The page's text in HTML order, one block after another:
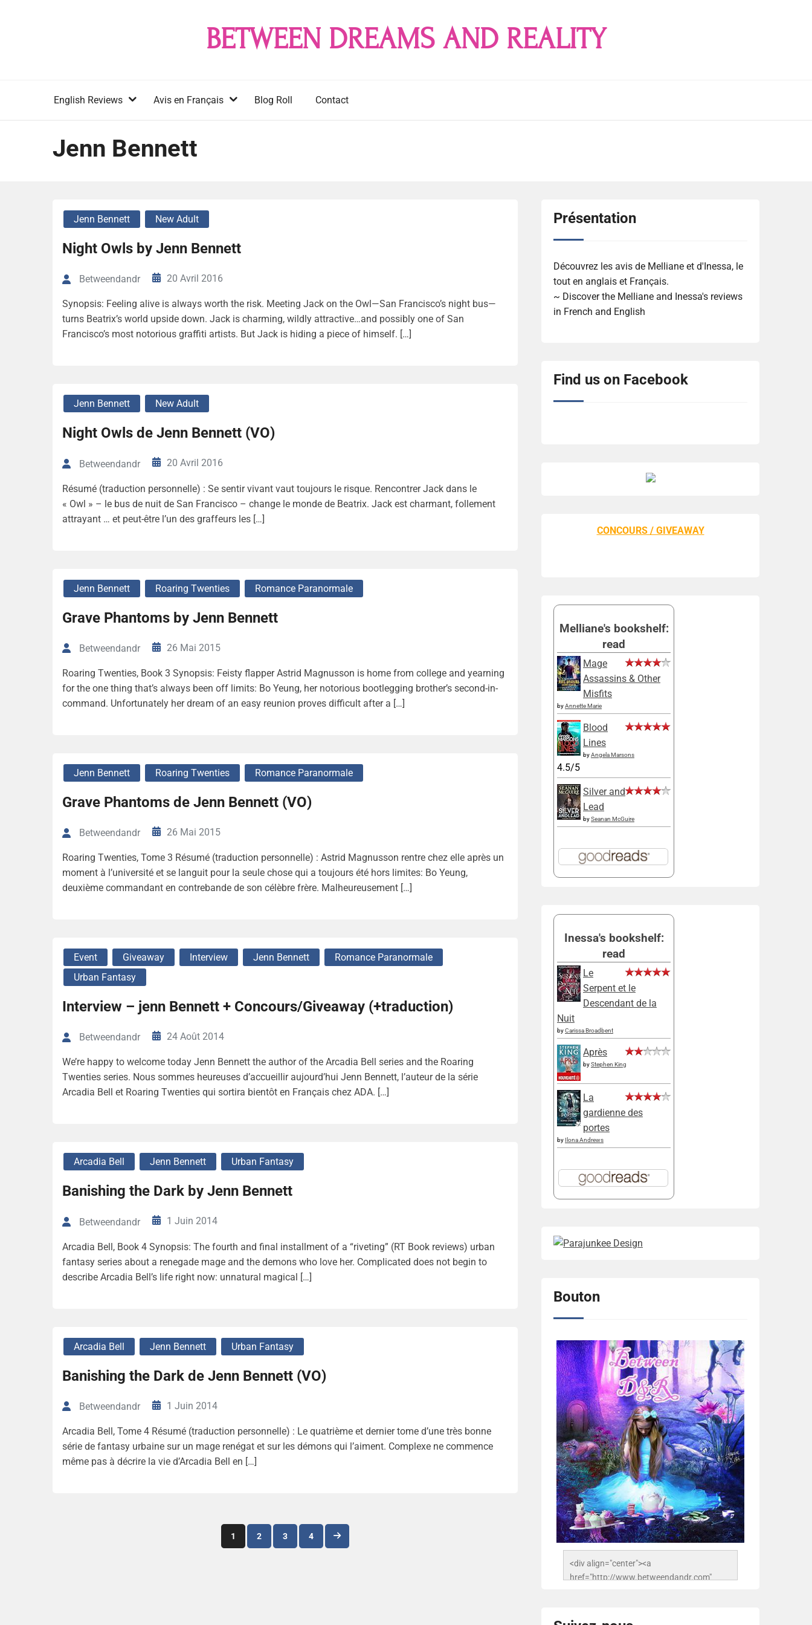
BETWEEN DREAMS AND REALITY
English Reviews Avis en Français Blog Roll Contact
Jenn Bennett
Jenn Bennett New Adult
Night Owls by Jenn Bennett
Betweendandr 20 Avril 2016
Synopsis: Feeling alive is always worth the risk. Meeting Jack on the Owl—San Francisco’s night bus—
turns Beatrix’s world upside down. Jack is charming, wildly attractive…and possibly one of San
Francisco’s most notorious graffiti artists. But Jack is hiding a piece of himself. […]
Jenn Bennett New Adult
Night Owls de Jenn Bennett (VO)
Betweendandr 20 Avril 2016
Résumé (traduction personnelle) : Se sentir vivant vaut toujours le risque. Rencontrer Jack dans le
« Owl » – le bus de nuit de San Francisco – change le monde de Beatrix. Jack est charmant, follement
attrayant … et peut-être l’un des graffeurs les […]
Jenn Bennett Roaring Twenties Romance Paranormale
Grave Phantoms by Jenn Bennett
Betweendandr 26 Mai 2015
Roaring Twenties, Book 3 Synopsis: Feisty flapper Astrid Magnusson is home from college and yearning
for the one thing that’s always been off limits: Bo Yeung, her notorious bootlegging brother’s second-in-
command. Unfortunately her dream of an easy reunion proves difficult after a […]
Jenn Bennett Roaring Twenties Romance Paranormale
Grave Phantoms de Jenn Bennett (VO)
Betweendandr 26 Mai 2015
Roaring Twenties, Tome 3 Résumé (traduction personnelle) : Astrid Magnusson rentre chez elle après un
moment à l’université et se languit pour la seule chose qui a toujours été hors limites: Bo Yeung,
deuxième commandant en contrebande de son célèbre frère. Malheureusement […]
Event Giveaway Interview Jenn Bennett
Romance Paranormale
Urban Fantasy
Interview – jenn Bennett + Concours/Giveaway (+traduction)
Betweendandr 24 Août 2014
We’re happy to welcome today Jenn Bennett the author of the Arcadia Bell series and the Roaring
Twenties series. Nous sommes heureuses d’accueillir aujourd’hui Jenn Bennett, l’auteur de la série
Arcadia Bell et Roaring Twenties qui sortira bientôt en Français chez ADA. […]
Arcadia Bell Jenn Bennett Urban Fantasy
Banishing the Dark by Jenn Bennett
Betweendandr 1 Juin 2014
Arcadia Bell, Book 4 Synopsis: The fourth and final installment of a “riveting” (RT Book reviews) urban
fantasy series about a renegade mage and the demons who love her. Complicated does not begin to
describe Arcadia Bell’s life right now: unnatural magical […]
Arcadia Bell Jenn Bennett Urban Fantasy
Banishing the Dark de Jenn Bennett (VO)
Betweendandr 1 Juin 2014
Arcadia Bell, Tome 4 Résumé (traduction personnelle) : Le quatrième et dernier tome d’une très bonne
série de fantasy urbaine sur un mage renégat et sur les démons qui l’aiment. Complexe ne commence
même pas à décrire la vie d’Arcadia Bell en […]
Navigation
1 2 3 4
Présentation
Découvrez les avis de Melliane et d'Inessa, le
tout en anglais et Français.
~ Discover the Melliane and Inessa's reviews
in French and English
Find us on Facebook
CONCOURS / GIVEAWAY
Melliane's bookshelf:
read
Mage
Assassins & Other
Misfits
byAnnette Marie
Blood
Lines
byAngela Marsons
4.5/5
Silver and
Lead
bySeanan McGuire
Inessa's bookshelf:
read
Le
Serpent et le
Descendant de la
Nuit
byCarissa Broadbent
Après
byStephen King
La
gardienne des
portes
by Ilona Andrews
Bouton
<div align="center"><a
href="http://www.betweendandr.com"
503716673157532-